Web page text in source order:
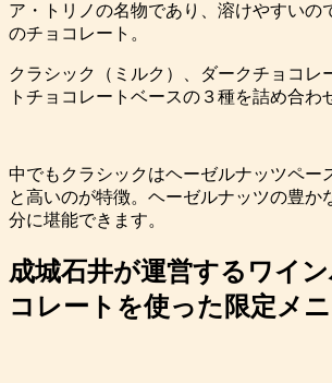
ア・トリノの名物であり、溶けやすいの
のチョコレート。
クラシック（ミルク）、ダークチョコレ
トチョコレートベースの３種を詰め合わ
中でもクラシックはヘーゼルナッツペー
と高いのが特徴。ヘーゼルナッツの豊か
分に堪能できます。
成城石井が運営するワイ
コレートを使った限定メ